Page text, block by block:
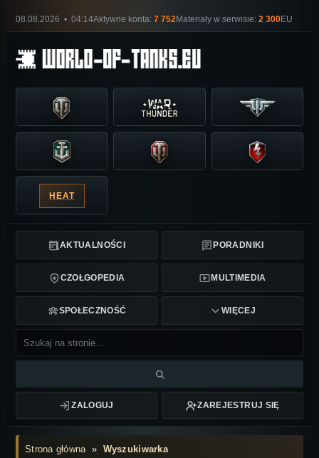
08.08.2026 • 04:14Aktywne konta: 7 752Materiały w serwisie: 2 300EU
HEAT
AKTUALNOŚCI PORADNIKI
CZOŁGOPEDIA MULTIMEDIA
SPOŁECZNOŚĆ WIĘCEJ
ZALOGUJ ZAREJESTRUJ SIĘ
Strona główna» Wyszukiwarka